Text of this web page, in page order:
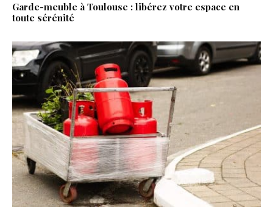
Garde-meuble à Toulouse : libérez votre espace en
toute sérénité